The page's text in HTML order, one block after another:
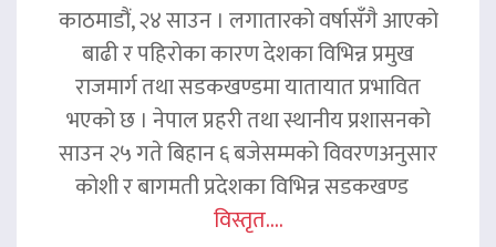
काठमाडौं, २४ साउन । लगातारको वर्षासँगै आएको
बाढी र पहिरोका कारण देशका विभिन्न प्रमुख
राजमार्ग तथा सडकखण्डमा यातायात प्रभावित
भएको छ । नेपाल प्रहरी तथा स्थानीय प्रशासनको
साउन २५ गते बिहान ६ बजेसम्मको विवरणअनुसार
कोशी र बागमती प्रदेशका विभिन्न सडकखण्ड
विस्तृत....